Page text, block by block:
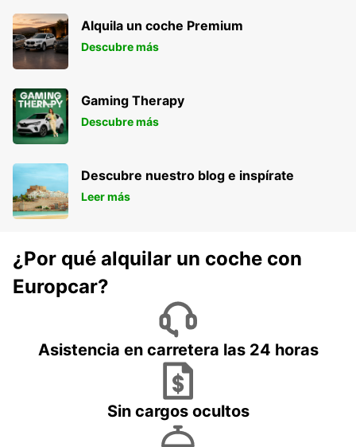
Alquila un coche Premium
Descubre más
Gaming Therapy
Descubre más
Descubre nuestro blog e inspírate
Leer más
¿Por qué alquilar un coche con
Europcar?
Asistencia en carretera las 24 horas
Sin cargos ocultos